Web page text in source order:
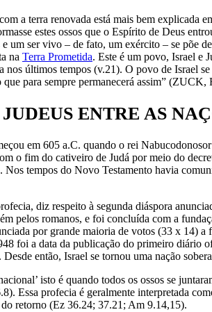
a terra renovada está mais bem explicada
estes ossos que o Espírito de Deus
um ser vivo – de fato, um exército – se
na Terra Prometida. Este é um povo, Israel e
nos últimos tempos (v.21). O povo de Israel
para sempre permanecerá assim”
ENTRE AS
em 605 a.C. quando o rei
o fim do cativeiro de Judá por meio do
tempos do Novo Testamento havia
diz respeito à segunda diáspora
pelos romanos, e foi concluída com a
por grande maioria de votos (33 x 14) a
foi a data da publicação do primeiro diário
então, Israel se tornou uma nação
isto é quando todos os ossos se
Essa profecia é geralmente interpretada
retorno (Ez 36.24; 37.21; Am 9.14,15).